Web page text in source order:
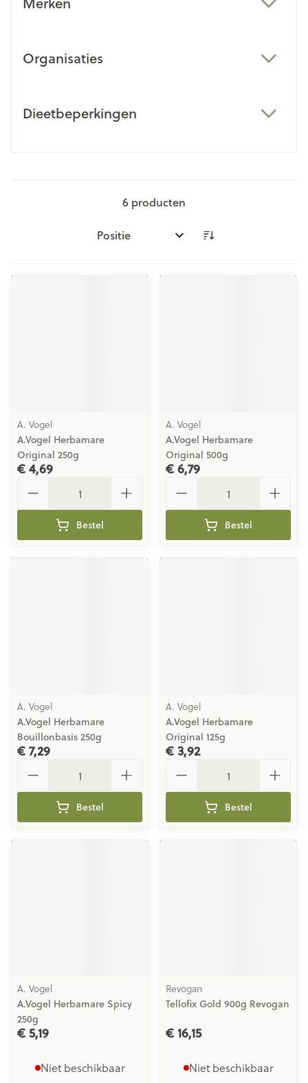
Organisaties
Dieetbeperkingen
6 producten
Sorteer op:
A. Vogel
A.Vogel Herbamare
Original 250g
€ 4,69
Bestel
A. Vogel
A.Vogel Herbamare
Original 500g
€ 6,79
Bestel
A. Vogel
A.Vogel Herbamare
Bouillonbasis 250g
€ 7,29
Bestel
A. Vogel
A.Vogel Herbamare
Original 125g
€ 3,92
Bestel
A. Vogel
A.Vogel Herbamare Spicy
250g
€ 5,19
Niet beschikbaar
Revogan
Tellofix Gold 900g Revogan
€ 16,15
Niet beschikbaar